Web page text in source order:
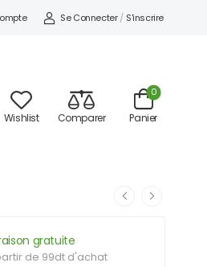
Se Connecter / S'inscrire
Wishlist Comparer Panier
0
gratuite
de 99dt d'achat